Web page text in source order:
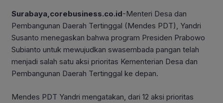
Surabaya,corebusiness.co.id-Menteri Desa dan
Pembangunan Daerah Tertinggal (Mendes PDT), Yandri
Susanto menegaskan bahwa program Presiden Prabowo
Subianto untuk mewujudkan swasembada pangan telah
menjadi salah satu aksi prioritas Kementerian Desa dan
Pembangunan Daerah Tertinggal ke depan.
Mendes PDT Yandri mengatakan, dari 12 aksi prioritas